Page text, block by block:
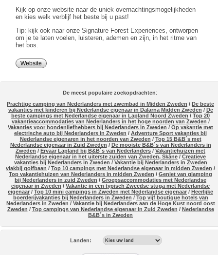
Kijk op onze website naar de uniek overnachtingsmogelijkheden
en kies welk verblijf het beste bij u past!
Tip: kijk ook naar onze Signature Forest Experiences, ontworpen
om je te laten voelen, luisteren, ademen en zijn, in het ritme van
het bos.
Website
De meest populaire zoekopdrachten:
Prachtige camping van Nederlanders met zwembad in Midden Zweden /De beste
vakanties met kinderen bij Nederlandse eigenaar in Dalarna Midden Zweden / De
beste campings met Nederlandse eigenaar in Lapland Noord Zweden /Top 20
vakantieaccommodaties van Nederlanders in het hoge noorden van Zweden /
Vakanties voor hondenliefhebbers bij Nederlanders in Zweden /Op vakantie met
electrische auto bij Nederlanders in Zweden /Adventure Sport vakanties bij
Nederlandse eigenaren in het noorden van Zweden / Top 15 B&B´s met
Nederlandse eigenaar in Zuid Zweden / De mooiste B&B´s van Nederlanders in
Zweden /Ervaar Lapland bij B&B´s van Nederlanders /Vakantiehuizen met
Nederlandse eigenaar in het uiterste zuiden van Zweden, Skåne /Creatieve
vakanties bij Nederlanders in Zweden / Vakantie bij Nederlanders in Zweden
vlakbij golfbaan /Top 10 campings met Nederlandse eigenaar in midden Zweden /
Top vakantiehuizen van Nederlanders in midden Zweden /Geniet van glamping
bij Nederlanders in zuid Zweden /Groepsaccommodaties met Nederlandse
eigenaar in Zweden /Vakantie in een typisch Zweedse stuga met Nederlandse
eigenaar /Top 10 mini campings in Zweden met Nederlandse eigenaar /Heerlijke
boerderijvakanties bij Nederlanders in Zweden / Top vijf boutique hotels van
Nederlanders in Zweden / Vakantie bij Nederlanders aan de Hoge Kust noord oost
Zweden / Top campings van Nederlandse eigenaar in Zuid Zweden / Nederlandse
B&B´s in Zweden
Landen: